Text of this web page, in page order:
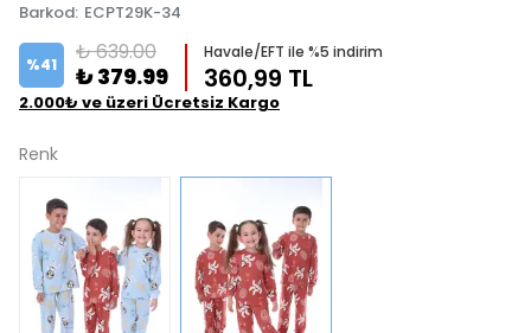
Barkod: ECPT29K-34
%41 ₺ 639.00
₺ 379.99
Havale/EFT ile %5 indirim
360,99 TL
2.000₺ ve üzeri Ücretsiz Kargo
Renk